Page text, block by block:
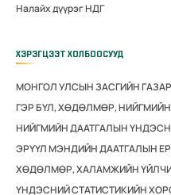
Налайх дүүрэг НДГ
ХЭРЭГЦЭЭТ ХОЛБООСУУД
МОНГОЛ УЛСЫН ЗАСГИЙН ГАЗАР
ГЭР БҮЛ, ХӨДӨЛМӨР,
НИЙГМИЙН ДААТГАЛЫН
ЭРҮҮЛ МЭНДИЙН ДААТГАЛЫН
ХӨДӨЛМӨР, ХАЛАМЖИЙН
ҮНДЭСНИЙ СТАТИСТИКИЙН